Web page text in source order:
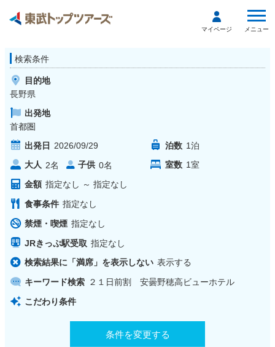
マイページ メニュー
検索条件
目的地
長野県
出発地
首都圏
出発日 2026/09/29 泊数 1泊
大人 2名 子供 0名 室数 1室
金額 指定なし ～ 指定なし
食事条件 指定なし
禁煙・喫煙 指定なし
JRきっぷ駅受取 指定なし
検索結果に「満席」を表示しない 表示する
キーワード検索 ２１日前割 安曇野穂高ビューホテル
こだわり条件
条件を変更する